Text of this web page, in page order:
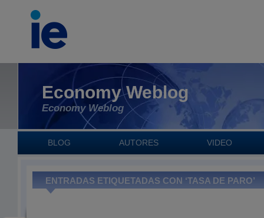
Economy Weblog
Economy Weblog
BLOG AUTORES VIDEO
ENTRADAS ETIQUETADAS CON ‘TASA DE PARO’